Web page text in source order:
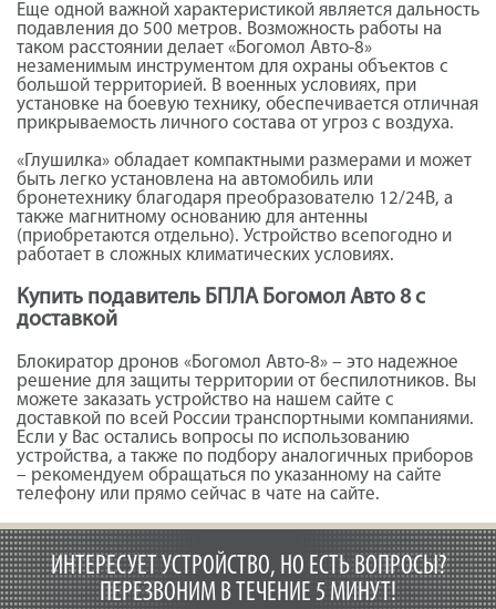
Еще одной важной характеристикой является дальность
подавления до 500 метров. Возможность работы на
таком расстоянии делает «Богомол Авто-8»
незаменимым инструментом для охраны объектов с
большой территорией. В военных условиях, при
установке на боевую технику, обеспечивается отличная
прикрываемость личного состава от угроз с воздуха.
«Глушилка» обладает компактными размерами и может
быть легко установлена на автомобиль или
бронетехнику благодаря преобразователю 12/24В, а
также магнитному основанию для антенны
(приобретаются отдельно). Устройство всепогодно и
работает в сложных климатических условиях.
Купить подавитель БПЛА Богомол Авто 8 с
доставкой
Блокиратор дронов «Богомол Авто-8» – это надежное
решение для защиты территории от беспилотников. Вы
можете заказать устройство на нашем сайте с
доставкой по всей России транспортными компаниями.
Если у Вас остались вопросы по использованию
устройства, а также по подбору аналогичных приборов
– рекомендуем обращаться по указанному на сайте
телефону или прямо сейчас в чате на сайте.
ИНТЕРЕСУЕТ УСТРОЙСТВО, НО ЕСТЬ ВОПРОСЫ?
ПЕРЕЗВОНИМ В ТЕЧЕНИЕ 5 МИНУТ!